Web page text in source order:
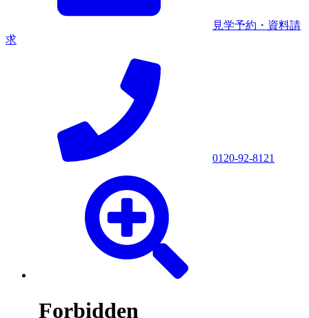
見学予約・資料請
求
0120-92-8121